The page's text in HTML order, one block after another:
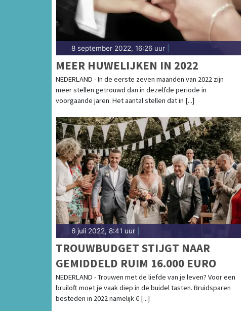
8 september 2022, 16:26 uur
MEER HUWELIJKEN IN 2022
NEDERLAND - In de eerste zeven maanden van 2022 zijn
meer stellen getrouwd dan in dezelfde periode in
voorgaande jaren. Het aantal stellen dat in [...]
6 juli 2022, 8:41 uur
TROUWBUDGET STIJGT NAAR
GEMIDDELD RUIM 16.000 EURO
NEDERLAND - Trouwen met de liefde van je leven? Voor een
bruiloft moet je vaak diep in de buidel tasten. Bruidsparen
besteden in 2022 namelijk € [...]